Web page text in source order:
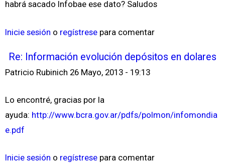
habrá sacado Infobae ese dato? Saludos
Inicie sesión o regístrese para comentar
Re: Información evolución depósitos en dolares
Patricio Rubinich 26 Mayo, 2013 - 19:13
Lo encontré, gracias por la
ayuda: http://www.bcra.gov.ar/pdfs/polmon/infomondia
e.pdf
Inicie sesión o regístrese para comentar